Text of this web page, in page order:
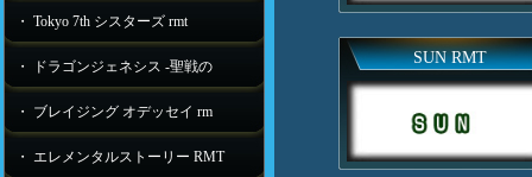
・ Tokyo 7th シスターズ rmt
・ ドラゴンジェネシス -聖戦の
・ ブレイジング オデッセイ rm
・ エレメンタルストーリー RMT
SUN RMT